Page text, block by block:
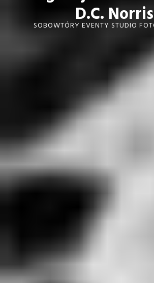
SOBOWTÓRY EVENTY STUDIO
D.C. Norris